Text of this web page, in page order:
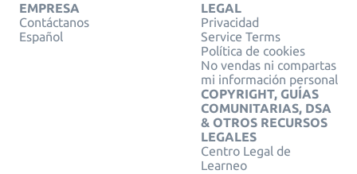
EMPRESA
Contáctanos
Español
LEGAL
Privacidad
Service Terms
Política de cookies
No vendas ni compartas
mi información personal
COPYRIGHT, GUÍAS
COMUNITARIAS, DSA
& OTROS RECURSOS
LEGALES
Centro Legal de
Learneo